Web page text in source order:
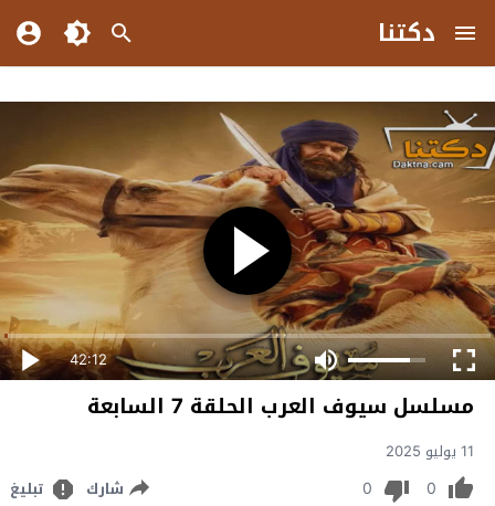
دكتنا
42:12
مسلسل سيوف العرب الحلقة 7 السابعة
11 يوليو 2025
0
0 شارك تبليغ